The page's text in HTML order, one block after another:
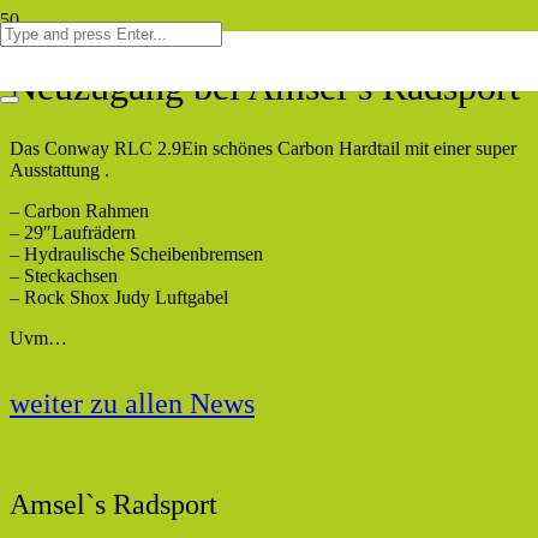
Neuzugang bei Amsel’s Radsport
Das Conway RLC 2.9Ein schönes Carbon Hardtail mit einer super
Ausstattung .
– Carbon Rahmen
– 29″Laufrädern
– Hydraulische Scheibenbremsen
– Steckachsen
– Rock Shox Judy Luftgabel
Uvm…
weiter zu allen News
Amsel`s Radsport